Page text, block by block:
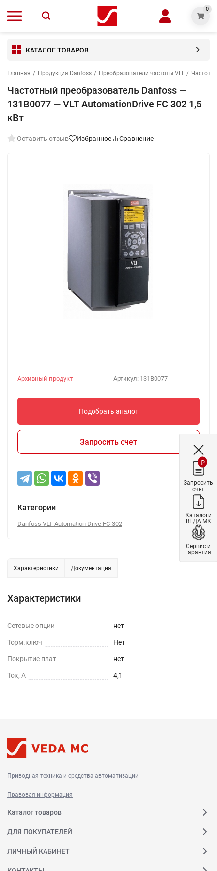
0
КАТАЛОГ ТОВАРОВ
Главная / Продукция Danfoss / Преобразователи частоты VLT /
Частотный преобразователь Danfoss —
131B0077 — VLT AutomationDrive FC 302 1,5
кВт
Оставить отзыв Избранное Сравнение
Артикул: 131B0077
Архивный продукт
Подобрать аналог
Запросить счет
Категории
Danfoss VLT Automation Drive FC-302
Характеристики Документация
Характеристики
Сетевые опции нет
Торм.ключ Нет
Покрытие плат нет
Ток, А 4,1
Приводная техника и средства автоматизации
Правовая информация
Каталог товаров
ДЛЯ ПОКУПАТЕЛЕЙ
ЛИЧНЫЙ КАБИНЕТ
₽
Запросить
счет
Каталоги
ВЕДА МК
Сервис и
гарантия